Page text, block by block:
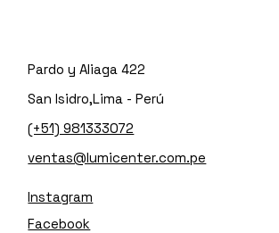
Pardo y Aliaga 422
San Isidro,Lima - Perú
(+51) 981333072
ventas@lumicenter.com.pe
Instagram
Facebook